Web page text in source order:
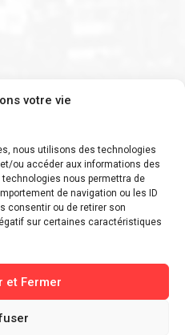
votre vie
nous utilisons des technologies
ou accéder aux informations des
nous permettra de
de navigation ou les ID
consentir ou de retirer son
sur certaines caractéristiques
et Fermer
newsletter
ajouts et des
!